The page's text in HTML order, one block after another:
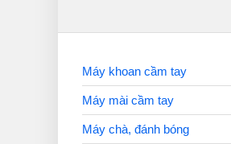
Máy khoan cầm tay
Máy mài cầm tay
Máy chà, đánh bóng